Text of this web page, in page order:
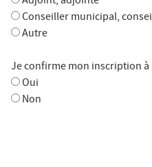
Conseiller municipal,
Autre
Je confirme mon inscription à
Oui
Non